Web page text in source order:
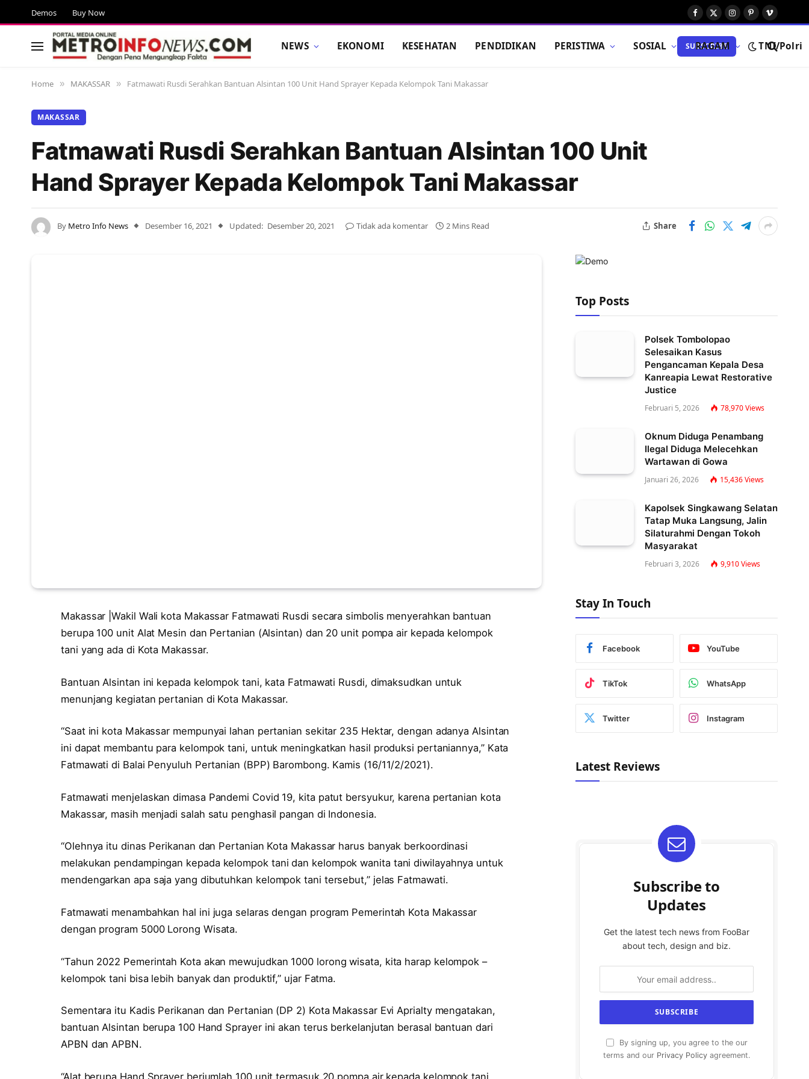
Demos Buy Now
Facebook
X
Instagram
Pinterest
Vimeo
NEWS EKONOMI KESEHATAN PENDIDIKAN PERISTIWA SOSIAL RAGAM TNI/Polri
SUBSCRIBE
Home » MAKASSAR » Fatmawati Rusdi Serahkan Bantuan Alsintan 100 Unit Hand Sprayer Kepada Kelompok Tani Makassar
MAKASSAR
Fatmawati Rusdi Serahkan Bantuan Alsintan 100 Unit
Hand Sprayer Kepada Kelompok Tani Makassar
By Metro Info News Desember 16, 2021 Updated: Desember 20, 2021 Tidak ada komentar 2 Mins Read Share
Makassar |Wakil Wali kota Makassar Fatmawati Rusdi secara simbolis menyerahkan bantuan
berupa 100 unit Alat Mesin dan Pertanian (Alsintan) dan 20 unit pompa air kepada kelompok
tani yang ada di Kota Makassar.
Bantuan Alsintan ini kepada kelompok tani, kata Fatmawati Rusdi, dimaksudkan untuk
menunjang kegiatan pertanian di Kota Makassar.
“Saat ini kota Makassar mempunyai lahan pertanian sekitar 235 Hektar, dengan adanya Alsintan
ini dapat membantu para kelompok tani, untuk meningkatkan hasil produksi pertaniannya,” Kata
Fatmawati di Balai Penyuluh Pertanian (BPP) Barombong. Kamis (16/11/2/2021).
Fatmawati menjelaskan dimasa Pandemi Covid 19, kita patut bersyukur, karena pertanian kota
Makassar, masih menjadi salah satu penghasil pangan di Indonesia.
“Olehnya itu dinas Perikanan dan Pertanian Kota Makassar harus banyak berkoordinasi
melakukan pendampingan kepada kelompok tani dan kelompok wanita tani diwilayahnya untuk
mendengarkan apa saja yang dibutuhkan kelompok tani tersebut,” jelas Fatmawati.
Fatmawati menambahkan hal ini juga selaras dengan program Pemerintah Kota Makassar
dengan program 5000 Lorong Wisata.
“Tahun 2022 Pemerintah Kota akan mewujudkan 1000 lorong wisata, kita harap kelompok –
kelompok tani bisa lebih banyak dan produktif,” ujar Fatma.
Sementara itu Kadis Perikanan dan Pertanian (DP 2) Kota Makassar Evi Aprialty mengatakan,
bantuan Alsintan berupa 100 Hand Sprayer ini akan terus berkelanjutan berasal bantuan dari
APBN dan APBN.
“Alat berupa Hand Sprayer berjumlah 100 unit termasuk 20 pompa air kepada kelompok tani
Top Posts
Polsek Tombolopao
Selesaikan Kasus
Pengancaman Kepala Desa
Kanreapia Lewat Restorative
Justice
Februari 5, 2026 78,970Views
Oknum Diduga Penambang
Ilegal Diduga Melecehkan
Wartawan di Gowa
Januari 26, 2026 15,436Views
Kapolsek Singkawang Selatan
Tatap Muka Langsung, Jalin
Silaturahmi Dengan Tokoh
Masyarakat
Februari 3, 2026 9,910Views
Stay In Touch
Facebook YouTube
TikTok WhatsApp
Twitter Instagram
Latest Reviews
Subscribe to
Updates
Get the latest tech news from FooBar
about tech, design and biz.
By signing up, you agree to the our
terms and our Privacy Policy agreement.